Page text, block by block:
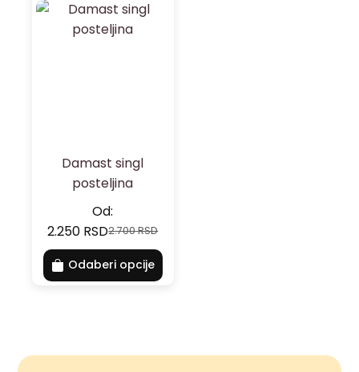
Damast singl
posteljina
Od:
2.700RSD
2.250 RSD
Odaberi opcije